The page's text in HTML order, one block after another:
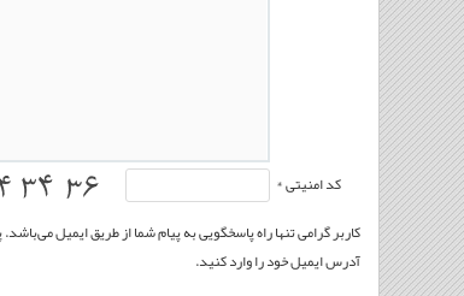
کد امنیتی *
کاربر گرامی تنها راه پاسخگویی به پیام شما از طریق ایمیل
آدرس ایمیل خود را وارد کنید.